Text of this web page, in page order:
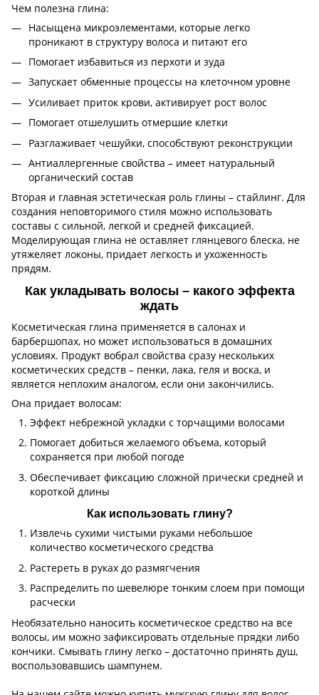
Чем полезна глина:
Насыщена микроэлементами, которые легко
проникают в структуру волоса и питают его
Помогает избавиться из перхоти и зуда
Запускает обменные процессы на клеточном уровне
Усиливает приток крови, активирует рост волос
Помогает отшелушить отмершие клетки
Разглаживает чешуйки, способствуют реконструкции
Антиаллергенные свойства – имеет натуральный
органический состав
Вторая и главная эстетическая роль глины – стайлинг. Для
создания неповторимого стиля можно использовать
составы с сильной, легкой и средней фиксацией.
Моделирующая глина не оставляет глянцевого блеска, не
утяжеляет локоны, придает легкость и ухоженность
прядям.
Как укладывать волосы – какого эффекта
ждать
Косметическая глина применяется в салонах и
барбершопах, но может использоваться в домашних
условиях. Продукт вобрал свойства сразу нескольких
косметических средств – пенки, лака, геля и воска, и
является неплохим аналогом, если они закончились.
Она придает волосам:
Эффект небрежной укладки с торчащими волосами
Помогает добиться желаемого объема, который
сохраняется при любой погоде
Обеспечивает фиксацию сложной прически средней и
короткой длины
Как использовать глину?
Извлечь сухими чистыми руками небольшое
количество косметического средства
Растереть в руках до размягчения
Распределить по шевелюре тонким слоем при помощи
расчески
Необязательно наносить косметическое средство на все
волосы, им можно зафиксировать отдельные прядки либо
кончики. Смывать глину легко – достаточно принять душ,
воспользовавшись шампунем.